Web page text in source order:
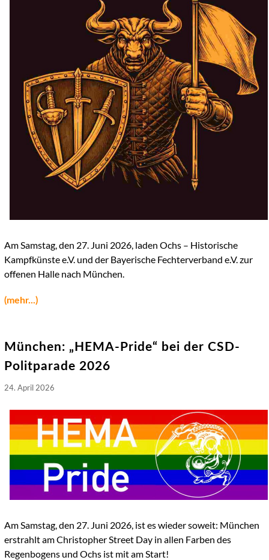
Am Samstag, den 27. Juni 2026, laden Ochs – Historische
Kampfkünste e.V. und der Bayerische Fechterverband e.V. zur
offenen Halle nach München.
(mehr...)
München: „HEMA-Pride“ bei der CSD-
Politparade 2026
24. April 2026
Am Samstag, den 27. Juni 2026, ist es wieder soweit: München
erstrahlt am Christopher Street Day in allen Farben des
Regenbogens und Ochs ist mit am Start!